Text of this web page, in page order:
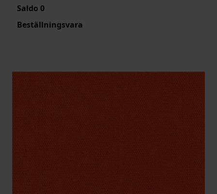
Saldo 0
Beställningsvara